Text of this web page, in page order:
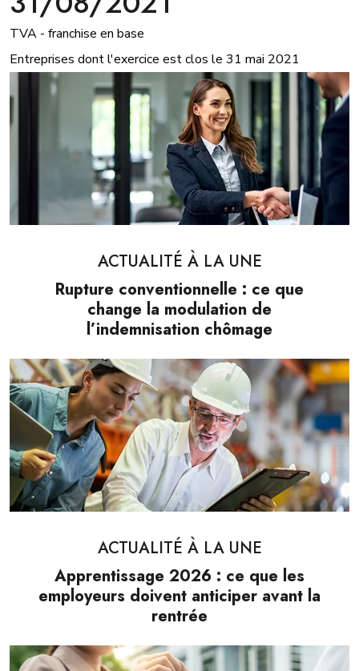
TVA - franchise en base
Entreprises dont l'exercice est clos le 31 mai 2021
ACTUALITÉ À LA UNE
Rupture conventionnelle : ce que
change la modulation de
l’indemnisation chômage
ACTUALITÉ À LA UNE
Apprentissage 2026 : ce que les
employeurs doivent anticiper avant la
rentrée